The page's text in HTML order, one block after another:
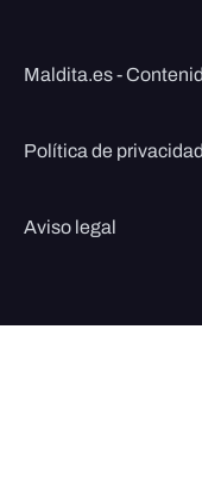
Maldita.es -
Política de privacidad
Aviso legal